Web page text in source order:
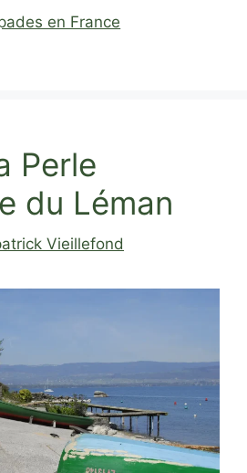
en France
Perle
du Léman
Vieillefond